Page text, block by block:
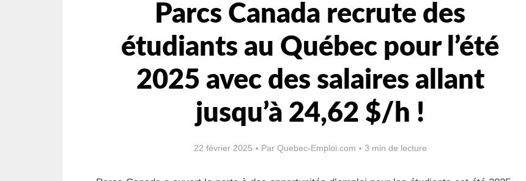
Parcs Canada recrute des
étudiants au Québec pour l’été
2025 avec des salaires allant
jusqu’à 24,62 $/h !
22 février 2025 Par Quebec-Emploi.com 3 min de lecture